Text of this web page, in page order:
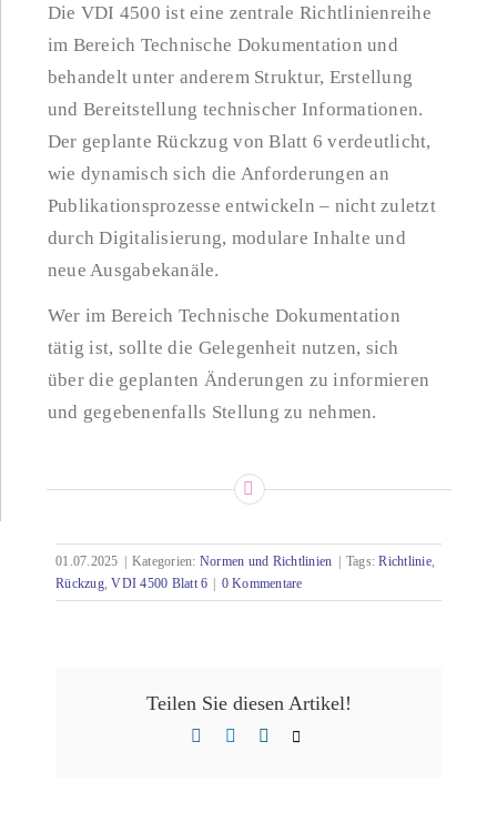
Die VDI 4500 ist eine zentrale Richtlinienreihe
im Bereich Technische Dokumentation und
behandelt unter anderem Struktur, Erstellung
und Bereitstellung technischer Informationen.
Der geplante Rückzug von Blatt 6 verdeutlicht,
wie dynamisch sich die Anforderungen an
Publikationsprozesse entwickeln – nicht zuletzt
durch Digitalisierung, modulare Inhalte und
neue Ausgabekanäle.
Wer im Bereich Technische Dokumentation
tätig ist, sollte die Gelegenheit nutzen, sich
über die geplanten Änderungen zu informieren
und gegebenenfalls Stellung zu nehmen.
01.07.2025 Kategorien: Normen und Richtlinien Tags:Richtlinie,
Rückzug,VDI 4500 Blatt 6 0 Kommentare
Teilen Sie diesen Artikel!
FacebookLinkedIn
Xing